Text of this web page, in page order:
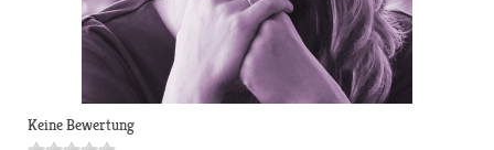
Keine Bewertung